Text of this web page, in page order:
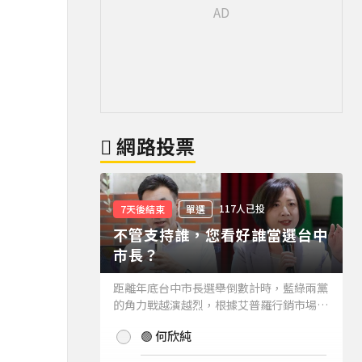
網路投票
7天後結束 單選 117人已投
不管支持誰，您看好誰當選台中
市長？
距離年底台中市長選舉倒數計時，藍綠兩黨
的角力戰越演越烈，根據艾普羅行銷市場研
(詳情請見下方新聞)。而不管支持誰，您看
好誰當選台中市長？
🟢 何欣純